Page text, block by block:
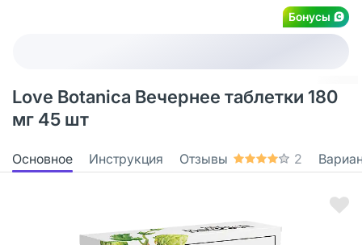
Бонусы
Love Botanica Вечернее таблетки 180
мг 45 шт
Основное Инструкция Отзывы 2